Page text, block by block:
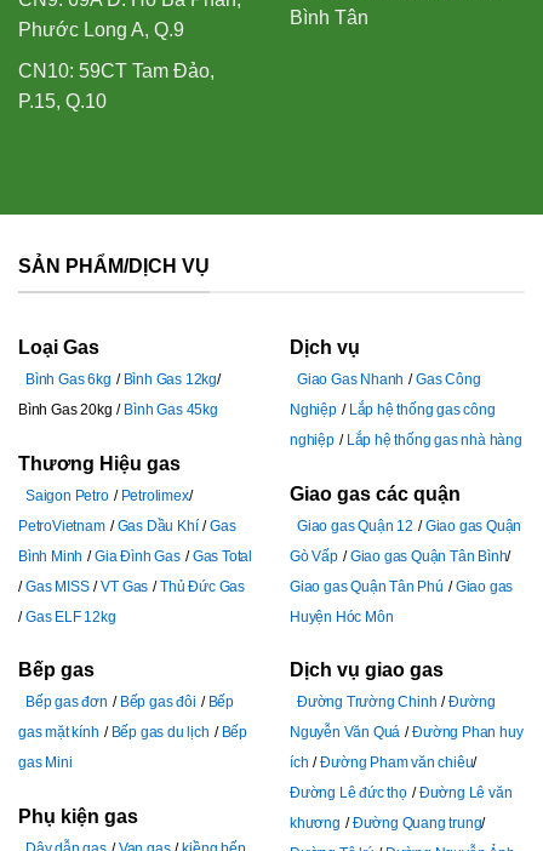
Phước Long A, Q.9
CN10: 59CT Tam Đảo,
P.15, Q.10
Bình Tân
SẢN PHẨM/DỊCH VỤ
Loại Gas
Bình Gas 6kg
Bình Gas 12kg
Bình Gas 20kg
Bình Gas 45kg
Thương Hiệu gas
Saigon Petro
Petrolimex
PetroVietnam
Gas Dầu Khí
Gas
Bình Minh
Gia Đình Gas
Gas Total
Gas MISS
VT Gas
Thủ Đức Gas
Gas ELF 12kg
Bếp gas
Bếp gas đơn Bếp gas đôi
Bếp
gas mặt kính
Bếp gas du lịch
Bếp
gas Mini
Phụ kiện gas
Dịch vụ
Giao Gas Nhanh
Gas Công
Nghiệp
Lắp hệ thống gas công
nghiệp
Lắp hệ thống gas nhà hàng
Giao gas các quận
Giao gas Quận 12
Giao gas Quận
Gò Vấp
Giao gas Quận Tân Bình
Giao gas Quận Tân Phú
Giao gas
Huyện Hóc Môn
Dịch vụ giao gas
Đường Trường Chinh
Đường
Nguyễn Văn Quá
Đường Phan huy
ích
Đường Pham văn chiêu
Đường Lê đức thọ
Đường Lê văn
khương
Đường Quang trung